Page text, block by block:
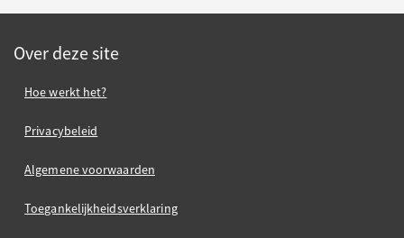
Over deze site
Hoe werkt het?
Privacybeleid
Algemene voorwaarden
Toegankelijkheidsverklaring